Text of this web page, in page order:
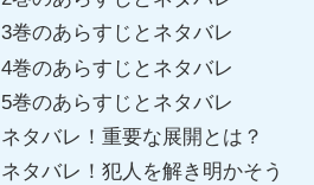
3巻のあらすじとネタバレ
4巻のあらすじとネタバレ
5巻のあらすじとネタバレ
ネタバレ！重要な展開とは？
ネタバレ！犯人を解き明かそう